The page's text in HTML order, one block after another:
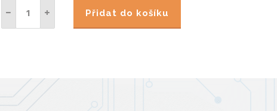
Přidat do košíku